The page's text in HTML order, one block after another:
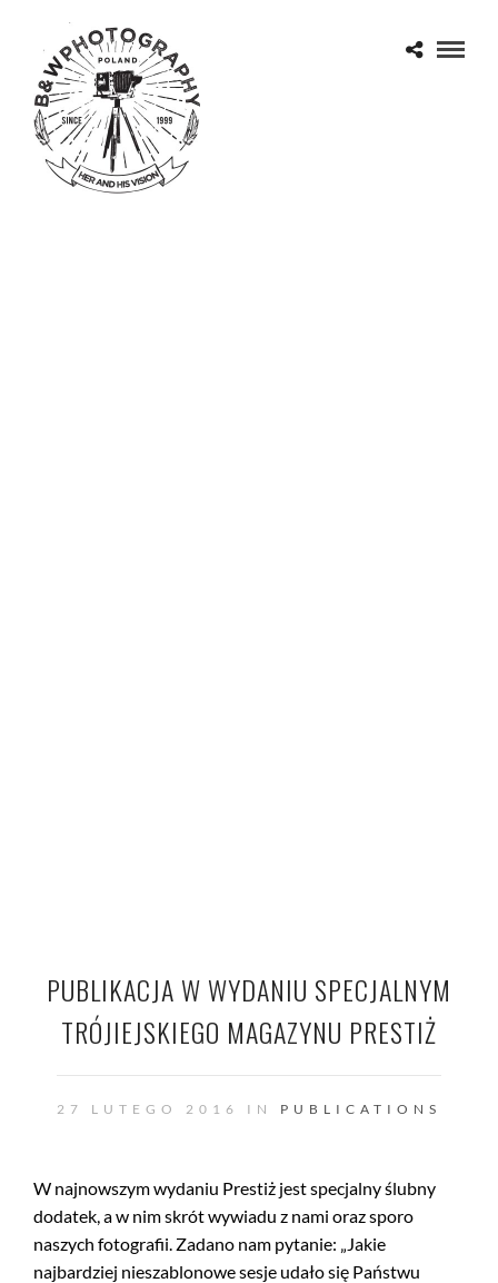
PUBLIKACJA W WYDANIU SPECJALNYM
TRÓJIEJSKIEGO MAGAZYNU PRESTIŻ
27 LUTEGO 2016 IN PUBLICATIONS
W najnowszym wydaniu Prestiż jest specjalny ślubny
dodatek, a w nim skrót wywiadu z nami oraz sporo
naszych fotografii. Zadano nam pytanie: „Jakie
najbardziej nieszablonowe sesje udało się Państwu